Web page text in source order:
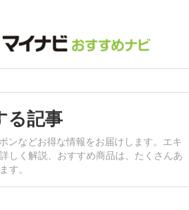
る記事
ンなどお得な情報をお届けします。エキ
しく解説、おすすめ商品は、たくさんあ
す。